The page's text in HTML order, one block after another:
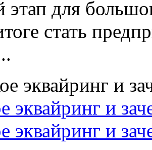
для
стать
эквайринг и
эквайринг и